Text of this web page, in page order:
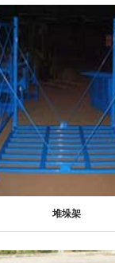
堆垛架